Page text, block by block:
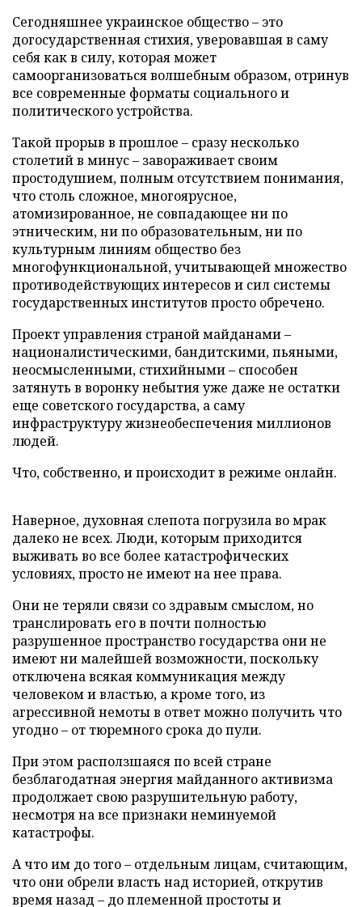
Сегодняшнее украинское общество – это
догосударственная стихия, уверовавшая в саму
себя как в силу, которая может
самоорганизоваться волшебным образом, отринув
все современные форматы социального и
политического устройства.
Такой прорыв в прошлое – сразу несколько
столетий в минус – завораживает своим
простодушием, полным отсутствием понимания,
что столь сложное, многоярусное,
атомизированное, не совпадающее ни по
этническим, ни по образовательным, ни по
культурным линиям общество без
многофункциональной, учитывающей множество
противодействующих интересов и сил системы
государственных институтов просто обречено.
Проект управления страной майданами –
националистическими, бандитскими, пьяными,
неосмысленными, стихийными – способен
затянуть в воронку небытия уже даже не остатки
еще советского государства, а саму
инфраструктуру жизнеобеспечения миллионов
людей.
Что, собственно, и происходит в режиме онлайн.
Наверное, духовная слепота погрузила во мрак
далеко не всех. Люди, которым приходится
выживать во все более катастрофических
условиях, просто не имеют на нее права.
Они не теряли связи со здравым смыслом, но
транслировать его в почти полностью
разрушенное пространство государства они не
имеют ни малейшей возможности, поскольку
отключена всякая коммуникация между
человеком и властью, а кроме того, из
агрессивной немоты в ответ можно получить что
угодно – от тюремного срока до пули.
При этом расползшаяся по всей стране
безблагодатная энергия майданного активизма
продолжает свою разрушительную работу,
несмотря на все признаки неминуемой
катастрофы.
А что им до того – отдельным лицам, считающим,
что они обрели власть над историей, открутив
время назад – до племенной простоты и